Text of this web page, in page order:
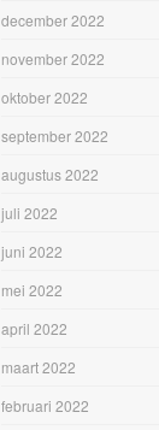
december 2022
november 2022
oktober 2022
september 2022
augustus 2022
juli 2022
juni 2022
mei 2022
april 2022
maart 2022
februari 2022